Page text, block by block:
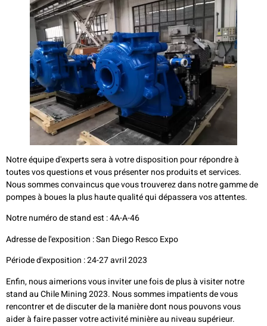
Notre équipe d'experts sera à votre disposition pour répondre à
toutes vos questions et vous présenter nos produits et services.
Nous sommes convaincus que vous trouverez dans notre gamme de
pompes à boues la plus haute qualité qui dépassera vos attentes.
Notre numéro de stand est : 4A-A-46
Adresse de l'exposition : San Diego Resco Expo
Période d'exposition : 24-27 avril 2023
Enfin, nous aimerions vous inviter une fois de plus à visiter notre
stand au Chile Mining 2023. Nous sommes impatients de vous
rencontrer et de discuter de la manière dont nous pouvons vous
aider à faire passer votre activité minière au niveau supérieur.